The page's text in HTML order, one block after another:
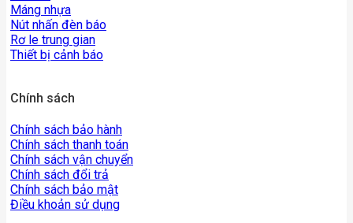
Máng nhựa
Nút nhấn đèn báo
Rơ le trung gian
Thiết bị cảnh báo
Chính sách
Chính sách bảo hành
Chính sách thanh toán
Chính sách vận chuyển
Chính sách đổi trả
Chính sách bảo mật
Điều khoản sử dụng